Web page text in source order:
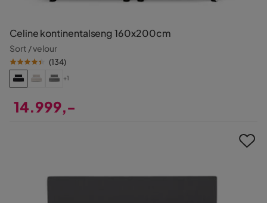
Celine kontinentalseng 160x200cm
Sort / velour
(134)
+1
14.999,-